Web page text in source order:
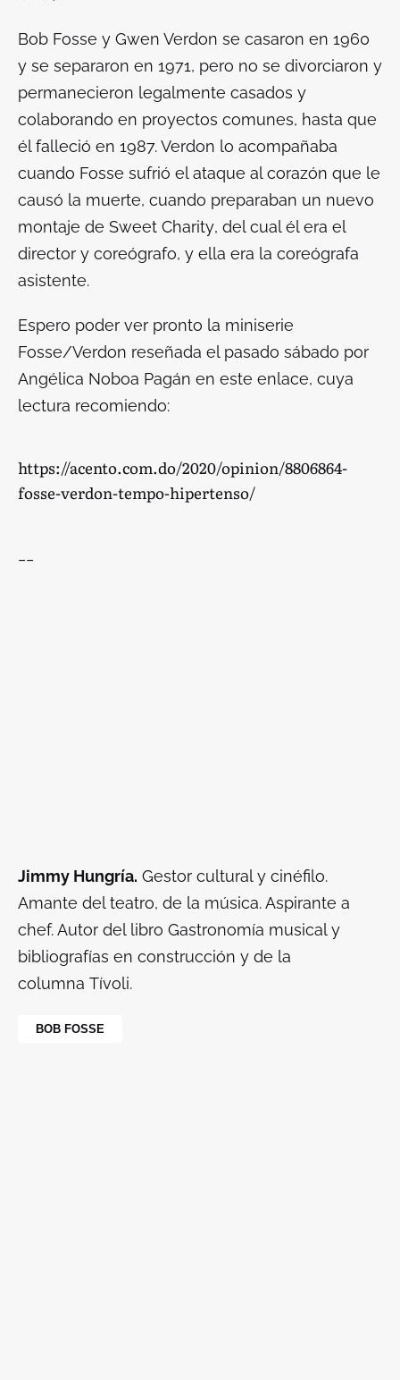
Bob Fosse y Gwen Verdon se casaron en 1960
y se separaron en 1971, pero no se divorciaron y
permanecieron legalmente casados ​​y
colaborando en proyectos comunes, hasta que
él falleció en 1987. Verdon lo acompañaba
cuando Fosse sufrió el ataque al corazón que le
causó la muerte, cuando preparaban un nuevo
montaje de Sweet Charity, del cual él era el
director y coreógrafo, y ella era la coreógrafa
asistente.
Espero poder ver pronto la miniserie
Fosse/Verdon reseñada el pasado sábado por
Angélica Noboa Pagán en este enlace, cuya
lectura recomiendo:
https://acento.com.do/2020/opinion/8806864-
fosse-verdon-tempo-hipertenso/
Jimmy Hungría. Gestor cultural y cinéfilo.
Amante del teatro, de la música. Aspirante a
chef. Autor del libro Gastronomía musical y
bibliografías en construcción y de la
columna Tívoli.
BOB FOSSE